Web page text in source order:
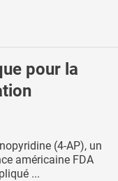
pour la
(4-AP), un
américaine FDA
...